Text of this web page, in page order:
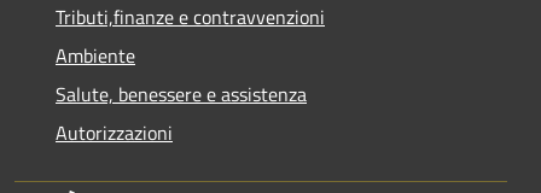
Tributi,finanze e contravvenzioni
Ambiente
Salute, benessere e assistenza
Autorizzazioni